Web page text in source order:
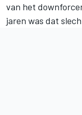
van het
jaren was dat